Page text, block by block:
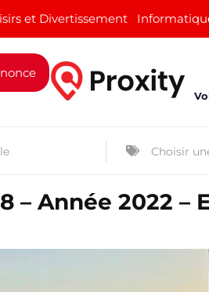
et Divertissement
– Année 2022 –